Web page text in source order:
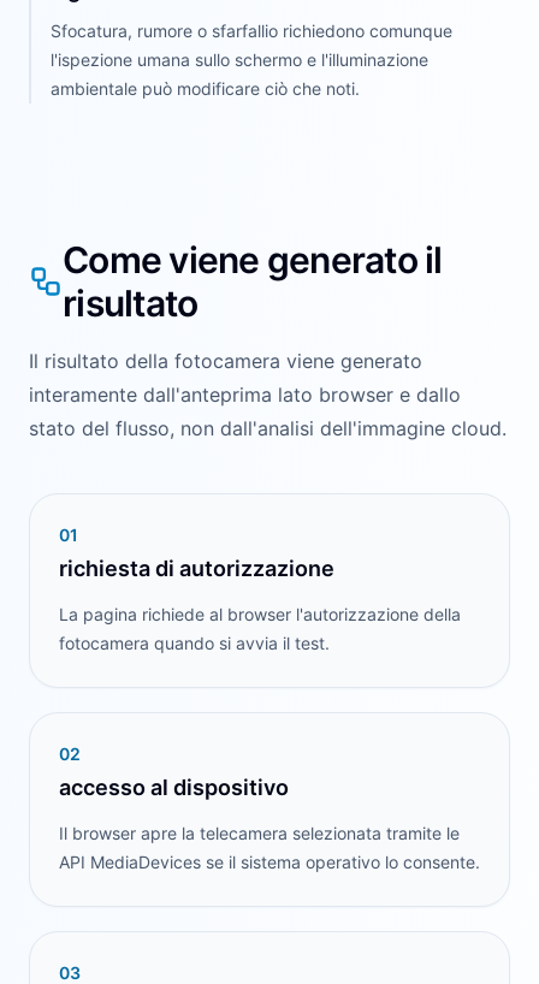
Sfocatura, rumore o sfarfallio richiedono comunque
l'ispezione umana sullo schermo e l'illuminazione
ambientale può modificare ciò che noti.
Come viene generato il
risultato
Il risultato della fotocamera viene generato
interamente dall'anteprima lato browser e dallo
stato del flusso, non dall'analisi dell'immagine cloud.
01
richiesta di autorizzazione
La pagina richiede al browser l'autorizzazione della
fotocamera quando si avvia il test.
02
accesso al dispositivo
Il browser apre la telecamera selezionata tramite le
API MediaDevices se il sistema operativo lo consente.
03